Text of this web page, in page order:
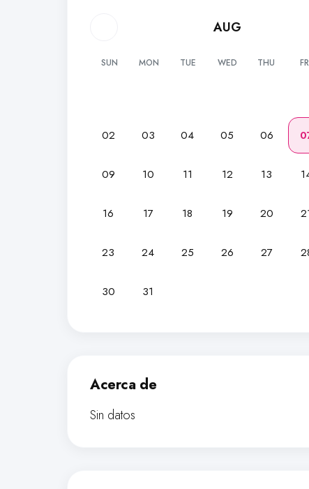
AUG
SUN MON TUE WED THU
02 03 04 05 06
09 10 11 12 13
16 17 18 19 20
23 24 25 26 27
30 31
Acerca de
Sin datos